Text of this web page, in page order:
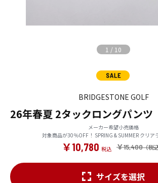
1 / 10
BRIDGESTONE GOLF
26年春夏 2タックロングパンツ
メーカー希望小売価格
対象商品が30％OFF！ SPRING & SUMMER クリア
￥15,400
￥10,780
サイズを選択